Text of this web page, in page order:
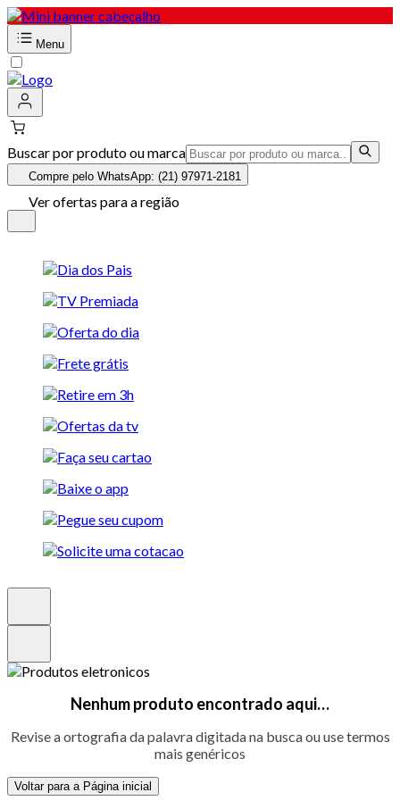
Menu
Buscar por produto ou marca
Compre pelo WhatsApp: (21) 97971-2181
Ver ofertas para a região
Nenhum produto encontrado aqui…
Revise a ortografia da palavra digitada na busca ou use termos
mais genéricos
Voltar para a Página inicial